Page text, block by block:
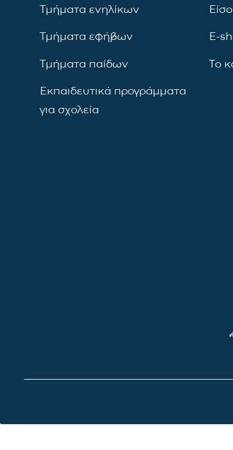
Τμήματα ενηλίκων
Τμήματα εφήβων
Τμήματα παίδων
Εκπαιδευτικά προγράμματα
για σχολεία
E-
Το